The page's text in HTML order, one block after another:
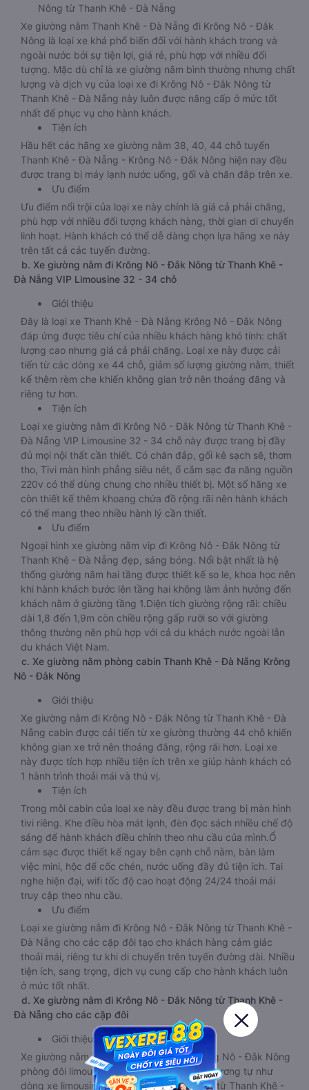
Nông từ Thanh Khê - Đà Nẵng
Xe giường nằm Thanh Khê - Đà Nẵng đi Krông Nô - Đắk
Nông là loại xe khá phổ biến đối với hành khách trong và
ngoài nước bởi sự tiện lợi, giá rẻ, phù hợp với nhiều đối
tượng. Mặc dù chỉ là xe giường nằm bình thường nhưng chất
lượng và dịch vụ của loại xe đi Krông Nô - Đắk Nông từ
Thanh Khê - Đà Nẵng này luôn được nâng cấp ở mức tốt
nhất để phục vụ cho hành khách.
Tiện ích
Hầu hết các hãng xe giường nằm 38, 40, 44 chỗ tuyến
Thanh Khê - Đà Nẵng - Krông Nô - Đắk Nông hiện nay đều
được trang bị máy lạnh nước uống, gối và chăn đắp trên xe.
Ưu điểm
Ưu điểm nổi trội của loại xe này chính là giá cả phải chăng,
phù hợp với nhiều đối tượng khách hàng, thời gian di chuyển
linh hoạt. Hành khách có thể dễ dàng chọn lựa hãng xe này
trên tất cả các tuyến đường.
b. Xe giường nằm đi Krông Nô - Đắk Nông từ Thanh Khê -
Đà Nẵng VIP Limousine 32 - 34 chỗ
Giới thiệu
Đây là loại xe Thanh Khê - Đà Nẵng Krông Nô - Đắk Nông
đáp ứng được tiêu chí của nhiều khách hàng khó tính: chất
lượng cao nhưng giá cả phải chăng. Loại xe này được cải
tiến từ các dòng xe 44 chỗ, giảm số lượng giường nằm, thiết
kế thêm rèm che khiến không gian trở nên thoáng đãng và
riêng tư hơn.
Tiện ích
Loại xe giường nằm đi Krông Nô - Đắk Nông từ Thanh Khê -
Đà Nẵng VIP Limousine 32 - 34 chỗ này được trang bị đầy
đủ mọi nội thất cần thiết. Có chăn đắp, gối kê sạch sẽ, thơm
tho, Tivi màn hình phẳng siêu nét, ổ cắm sạc đa năng nguồn
220v có thể dùng chung cho nhiều thiết bị. Một số hãng xe
còn thiết kế thêm khoang chứa đồ rộng rãi nên hành khách
có thể mang theo nhiều hành lý cần thiết.
Ưu điểm
Ngoại hình xe giường nằm vip đi Krông Nô - Đắk Nông từ
Thanh Khê - Đà Nẵng đẹp, sáng bóng. Nổi bật nhất là hệ
thống giường nằm hai tầng được thiết kế so le, khoa học nên
khi hành khách bước lên tầng hai không làm ảnh hưởng đến
khách nằm ở giường tầng 1.Diện tích giường rộng rãi: chiều
dài 1,8 đến 1,9m còn chiều rộng gấp rưỡi so với giường
thông thường nên phù hợp với cả du khách nước ngoài lẫn
du khách Việt Nam.
c. Xe giường nằm phòng cabin Thanh Khê - Đà Nẵng Krông
Nô - Đắk Nông
Giới thiệu
Xe giường nằm đi Krông Nô - Đắk Nông từ Thanh Khê - Đà
Nẵng cabin được cải tiến từ xe giường thường 44 chỗ khiến
không gian xe trở nên thoáng đãng, rộng rãi hơn. Loại xe
này được tích hợp nhiều tiện ích trên xe giúp hành khách có
1 hành trình thoải mái và thú vị.
Tiện ích
Trong mỗi cabin của loại xe này đều được trang bị màn hình
tivi riêng. Khe điều hòa mát lạnh, đèn đọc sách nhiều chế độ
sáng để hành khách điều chỉnh theo nhu cầu của mình.Ổ
cắm sạc được thiết kế ngay bên cạnh chỗ nằm, bàn làm
việc mini, hộc để cốc chén, nước uống đầy đủ tiện ích. Tai
nghe hiện đại, wifi tốc độ cao hoạt động 24/24 thoải mái
truy cập theo nhu cầu.
Ưu điểm
Loại xe giường nằm đi Krông Nô - Đắk Nông từ Thanh Khê -
Đà Nẵng cho các cặp đôi tạo cho khách hàng cảm giác
thoải mái, riêng tư khi di chuyển trên tuyến đường dài. Nhiều
tiện ích, sang trọng, dịch vụ cung cấp cho hành khách luôn
ở mức tốt nhất.
d. Xe giường nằm đi Krông Nô - Đắk Nông từ Thanh Khê -
Đà Nẵng cho các cặp đôi
Giới thiệu
Xe giường nằm Thanh Khê - Đà Nẵng Krông Nô - Đắk Nông
phòng đôi limousine là dòng xe có thiết kế tương tự như
dòng xe limousine đi Krông Nô - Đắk Nông từ Thanh Khê -